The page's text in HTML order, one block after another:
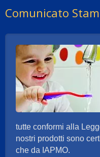
Comunicato
tutte conformi alla
nostri prodotti sono
che da IAPMO.